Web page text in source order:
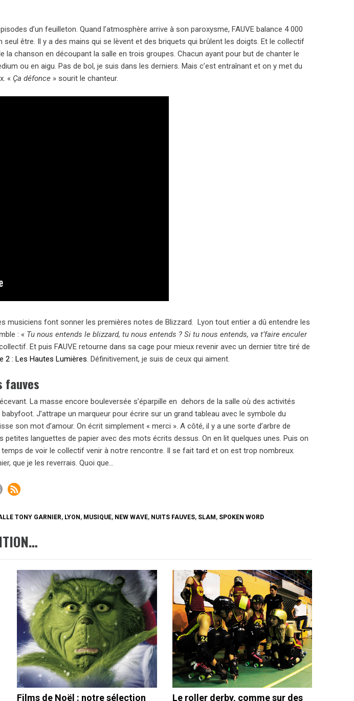
d’un feuilleton. Quand l’atmosphère arrive à son paroxysme, FAUVE balance 4 000
être. Il y a des mains qui se lèvent et des briquets qui brûlent les doigts. Et le collectif
la chanson en découpant la salle en trois groupes. Chacun ayant pour but de chanter le
ou en aigu. Pas de bol, je suis dans les derniers. Mais c’est entraînant et on y met du
« Ça défonce » sourit le chanteur.
musiciens font sonner les premières notes de Blizzard. Lyon tout entier a dû entendre les
: « Tu nous entends le blizzard, tu nous entends ? Si tu nous entends, va t’faire enculer
Et puis FAUVE retourne dans sa cage pour mieux revenir avec un dernier titre tiré de
2 : Les Hautes Lumières. Définitivement, je suis de ceux qui aiment.
fauves
La masse encore bouleversée s’éparpille en dehors de la salle où des activités
J’attrape un marqueur pour écrire sur un grand tableau avec le symbole du
son mot d’amour. On écrit simplement « merci ». A côté, il y a une sorte d’arbre de
petites languettes de papier avec des mots écrits dessus. On en lit quelques unes. Puis on
de voir le collectif venir à notre rencontre. Il se fait tard et on est trop nombreux.
que je les reverrais. Quoi que…
TONY GARNIER, LYON, MUSIQUE, NEW WAVE, NUITS FAUVES, SLAM, SPOKEN WORD
Films de Noël : notre sélection Le roller derby, comme sur des